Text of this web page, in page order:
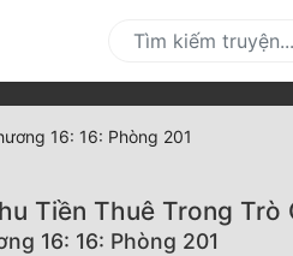
16: 16: Phòng 201
Tiền Thuê Trong Trò
16: 16: Phòng 201